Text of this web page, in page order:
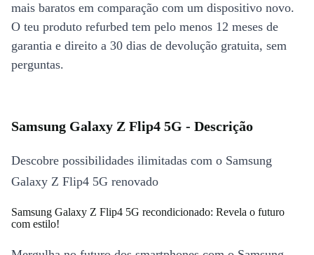
mais baratos em comparação com um dispositivo novo.
O teu produto refurbed tem pelo menos 12 meses de
garantia e direito a 30 dias de devolução gratuita, sem
perguntas.
Samsung Galaxy Z Flip4 5G - Descrição
Descobre possibilidades ilimitadas com o Samsung
Galaxy Z Flip4 5G renovado
Samsung Galaxy Z Flip4 5G recondicionado: Revela o futuro
com estilo!